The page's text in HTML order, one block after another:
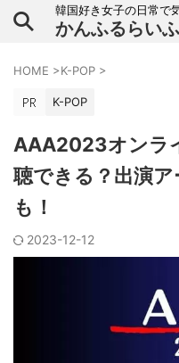
韓国好き女子の日常で
かんふるらいふ
HOME >K-POP >
K-POP
AAA2023オンラ
聴できる？出演
も！
2023-12-12